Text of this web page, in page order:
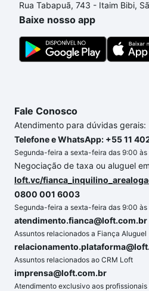
processo de compra, veja
custa comprar um
gente para comprar o imóvel
segurança e conforto. Loft,
Rua Tabapuã, 743 - Itaim Bibi,
Baixe nosso app
Fale Conosco
Atendimento para dúvidas gerais:
Telefone e WhatsApp: +55 11
Segunda-feira a sexta-feira das 9:00 às
Negociação de taxa ou aluguel
loft.vc/
0800 001 6003
Segunda-feira a sexta-feira das 9:00 às
atendimento.fianca@loft.com.br
Assuntos relacionados a Fiança Aluguel
Assuntos relacionados ao CRM Loft
imprensa@loft.com.br
Atendimento exclusivo aos profissionais